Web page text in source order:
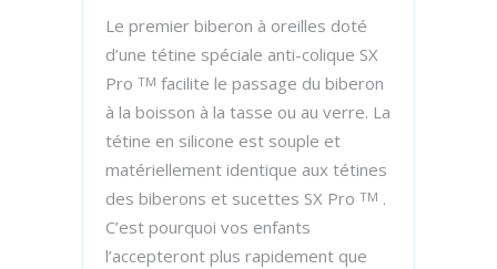
Le premier biberon à oreilles doté
d’une tétine spéciale anti-colique SX
Pro TM facilite le passage du biberon
à la boisson à la tasse ou au verre. La
tétine en silicone est souple et
matériellement identique aux tétines
des biberons et sucettes SX Pro TM .
C’est pourquoi vos enfants
l’accepteront plus rapidement que